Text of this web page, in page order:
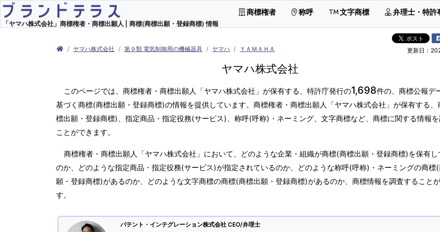
「ヤマハ株式会社」商標権者・商標出願人 | 商標(商標出願・登録商標) 情報
商標権者 称呼 文字商標 弁理士・特許
ヤマハ株式会社 第９類 電気制御用の機械器具 ヤマハ ＹＡＭＡＨＡ 更新日：
ヤマハ株式会社
このページでは、商標権者・商標出願人「ヤマハ株式会社」が保有する、特許庁発行の1,698件の、商標公報デ
基づく商標(商標出願・登録商標)の情報を提供しています。商標権者・商標出願人「ヤマハ株式会社」が保有する、
標出願・登録商標)、指定商品・指定役務(サービス)、称呼(呼称)・ネーミング、文字商標など、商標に関する情報
ことができます。
商標権者・商標出願人「ヤマハ株式会社」において、どのような企業・組織が商標(商標出願・登録商標)を保有し
のか、どのような指定商品・指定役務(サービス)が指定されているのか、どのような称呼(呼称)・ネーミングの商標
願・登録商標)があるのか、どのような文字商標の商標(商標出願・登録商標)があるのか、商標情報を調査すること
す。
パテント・インテグレーション株式会社 CEO/弁理士